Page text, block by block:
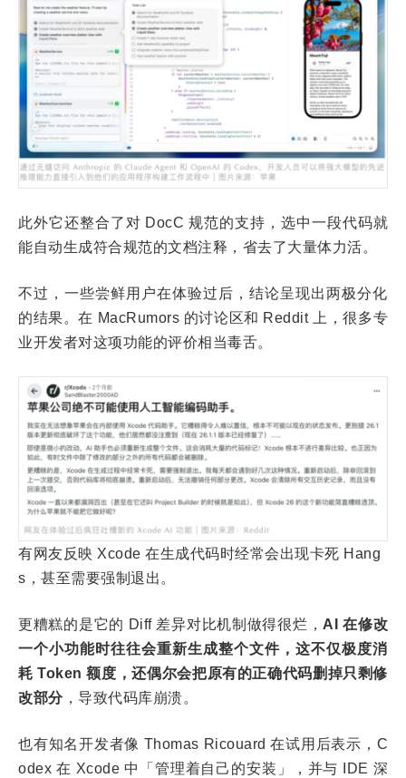
此外它还整合了对 DocC 规范的支持，选中一段代码就
能自动生成符合规范的文档注释，省去了大量体力活。
不过，一些尝鲜用户在体验过后，结论呈现出两极分化
的结果。在 MacRumors 的讨论区和 Reddit 上，很多专
业开发者对这项功能的评价相当毒舌。
有网友反映 Xcode 在生成代码时经常会出现卡死 Hang
s，甚至需要强制退出。
更糟糕的是它的 Diff 差异对比机制做得很烂， AI 在修改
一个小功能时往往会重新生成整个文件，这不仅极度消
耗 Token 额度，还偶尔会把原有的正确代码删掉只剩修
改部分，导致代码库崩溃。
也有知名开发者像 Thomas Ricouard 在试用后表示，C
odex 在 Xcode 中「管理着自己的安装」，并与 IDE 深